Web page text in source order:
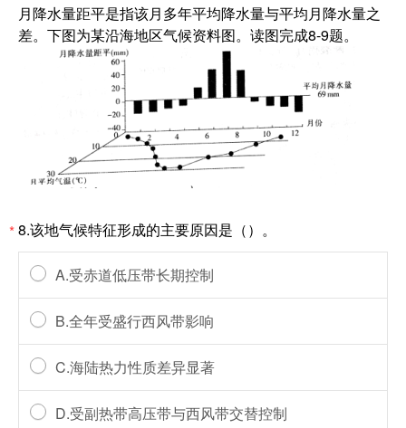
月降水量距平是指该月多年平均降水量与平均月降水量之
差。下图为某沿海地区气候资料图。读图完成8-9题。
*8.该地气候特征形成的主要原因是（）。
A.受赤道低压带长期控制
B.全年受盛行西风带影响
C.海陆热力性质差异显著
D.受副热带高压带与西风带交替控制